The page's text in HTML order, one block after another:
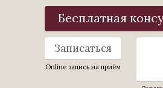
Бесплатная
Записаться
Online запись на приём